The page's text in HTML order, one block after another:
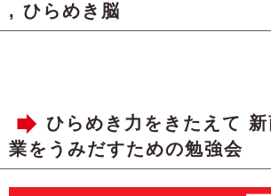
, ひらめき脳
ひらめき力をきたえて
業をうみだすための勉強会